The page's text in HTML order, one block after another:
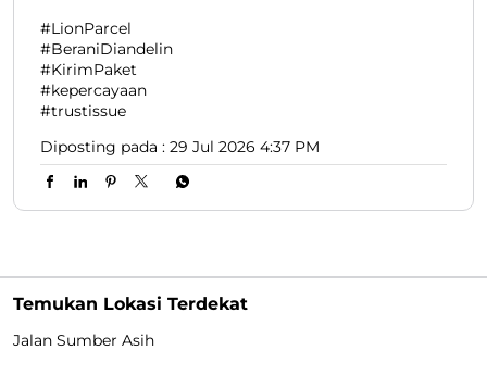
#LionParcel
#BeraniDiandelin
#KirimPaket
#kepercayaan
#trustissue
Diposting pada : 29 Jul 2026 4:37 PM
Temukan Lokasi Terdekat
Jalan Sumber Asih